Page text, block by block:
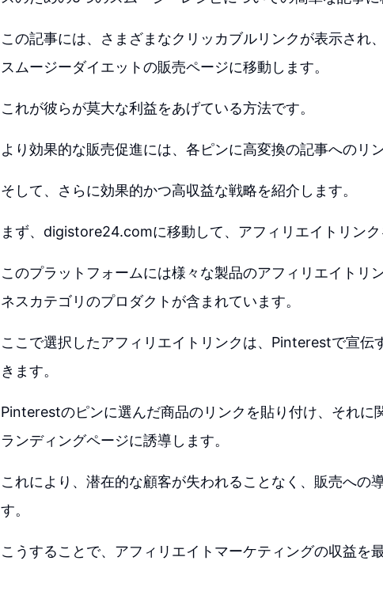
この記事には、さまざまなクリッカブルリンクが表示され
スムージーダイエットの販売ページに移動します。
これが彼らが莫大な利益をあげている方法です。
より効果的な販売促進には、各ピンに高変換の記事へのリ
そして、さらに効果的かつ高収益な戦略を紹介します。
まず、digistore24.comに移動して、アフィリエイトリンク
このプラットフォームには様々な製品のアフィリエイトリ
ネスカテゴリのプロダクトが含まれています。
ここで選択したアフィリエイトリンクは、Pinterestで宣伝
きます。
Pinterestのピンに選んだ商品のリンクを貼り付け、それに
ランディングページに誘導します。
これにより、潜在的な顧客が失われることなく、販売への
す。
こうすることで、アフィリエイトマーケティングの収益を